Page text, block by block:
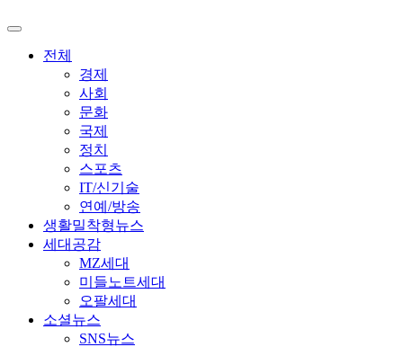
전체
경제
사회
문화
국제
정치
스포츠
IT/신기술
연예/방송
생활밀착형뉴스
세대공감
MZ세대
미들노트세대
오팔세대
소셜뉴스
SNS뉴스